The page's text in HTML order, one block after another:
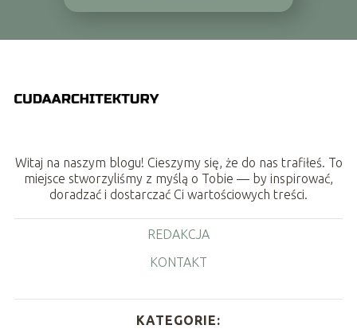
Witaj na naszym blogu! Cieszymy się, że do nas trafiłeś. To
miejsce stworzyliśmy z myślą o Tobie — by inspirować,
doradzać i dostarczać Ci wartościowych treści.
REDAKCJA
KONTAKT
KATEGORIE: